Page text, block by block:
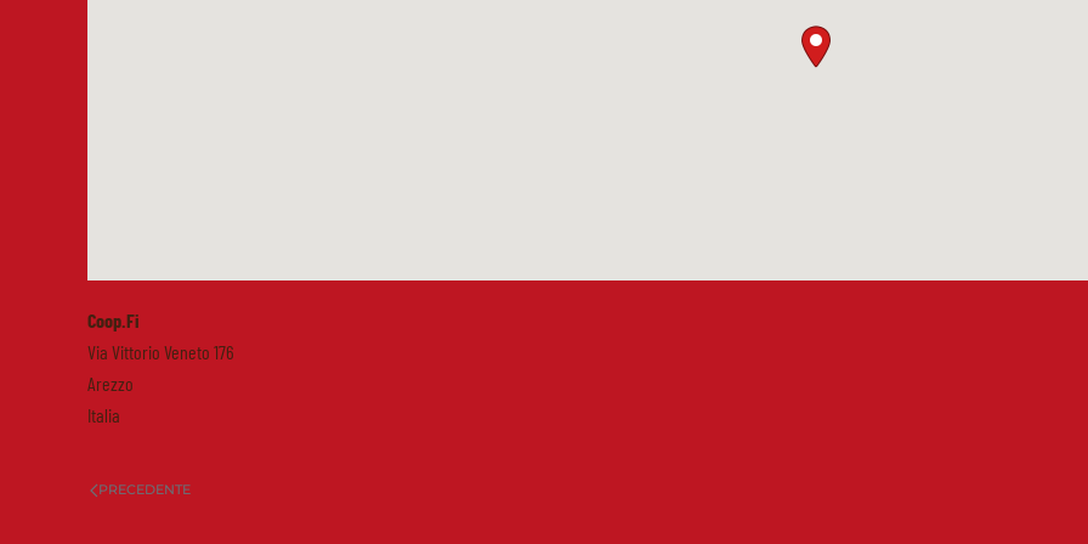
Coop.Fi
Via Vittorio Veneto 176
Arezzo
Italia
PRECEDENTE